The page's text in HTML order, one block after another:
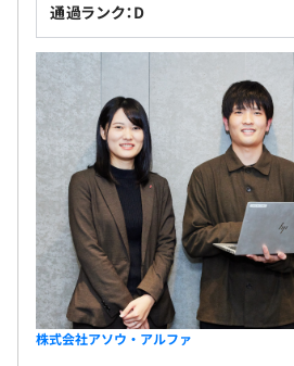
通過ランク：D
株式会社アソウ・アルファ